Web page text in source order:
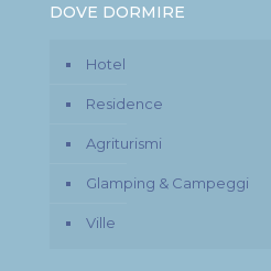
DOVE DORMIRE
Hotel
Residence
Agriturismi
Glamping & Campeggi
Ville